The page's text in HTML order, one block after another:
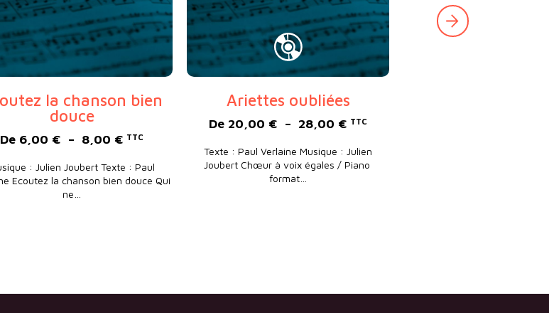
30,00 € à 150,00 €
la chanson bien
douce
De 6,00 € – 8,00 € Plage de prix : 6,00 € à 8,00 €
TTC
: Julien Joubert Texte : Paul
Ecoutez la chanson bien douce Qui
ne…
Ariettes oubliées
De 20,00 € – 28,00 € Plage de prix : 20,00 € à 28,00
TTC
Texte : Paul Verlaine Musique : Julien
Joubert Chœur à voix égales / Piano
format…